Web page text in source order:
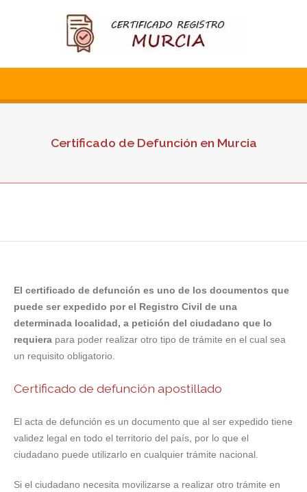
Certificado de Defunción en Murcia
El certificado de defunción es uno de los documentos que
puede ser expedido por el Registro Civil de una
determinada localidad, a petición del ciudadano que lo
requiera para poder realizar otro tipo de trámite en el cual sea
un requisito obligatorio.
Certificado de defunción apostillado
El acta de defunción es un documento que al ser expedido tiene
validez legal en todo el territorio del país, por lo que el
ciudadano puede utilizarlo en cualquier trámite nacional.
Si el ciudadano necesita movilizarse a realizar otro trámite en